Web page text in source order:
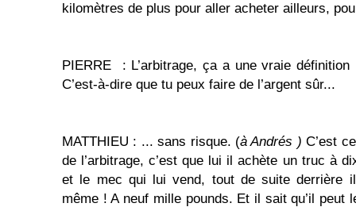
kilomètres de plus pour aller acheter ailleurs,
PIERRE : L’arbitrage, ça a une vraie
C’est-à-dire que tu peux faire de l’argent sûr...
MATTHIEU : ... sans risque. (à Andrés )C’est
de l’arbitrage, c’est que lui il achète un truc à
et le mec qui lui vend, tout de suite derrière
même ! A neuf mille pounds. Et il sait qu’il peut